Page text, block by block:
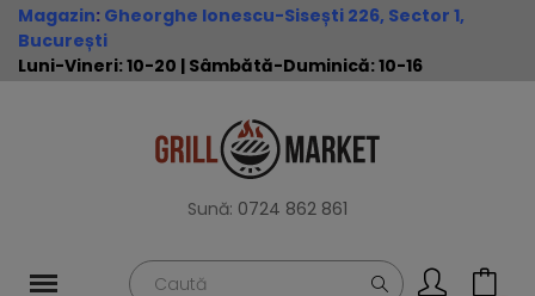
Magazin: Gheorghe Ionescu-Sisești 226, Sector 1,
București
Luni-Vineri: 10-20 | Sâmbătă-Duminică: 10-16
Sună: 0724 862 861